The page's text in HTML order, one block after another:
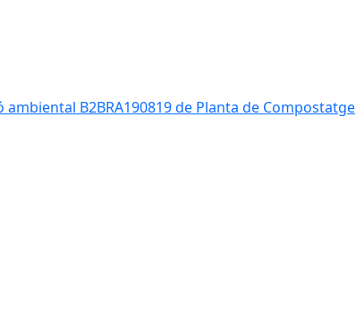
B2BRA190819 de Planta de Compostatge